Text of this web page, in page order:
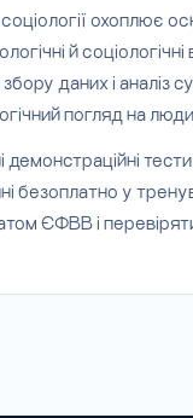
охоплює
й
даних і аналіз
погляд на
безоплатно у
ЄФВВ і